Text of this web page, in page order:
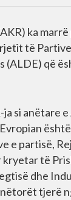
ka
të
(ALDE) që
si anëtare e
e partisë,
kryetar të
dhe
tjerë